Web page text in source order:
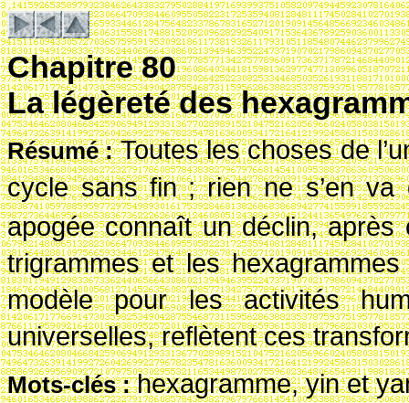
Chapitre 80
La légèreté des
Résumé:Toutes les choses de
cycle sans fin ; rien ne s’en va
apogée connaît un déclin,
trigrammes et les
modèle pour les activités
universelles, reflètent ces
Mots-clés:hexagramme, yin et